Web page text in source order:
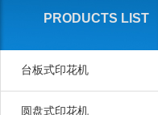
PRODUCTS LIST
台板式印花机
圆盘式印花机